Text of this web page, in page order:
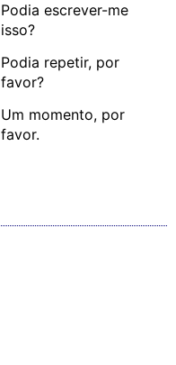
Podia escrever-me
isso?
Podia repetir, por
favor?
Um momento, por
favor.